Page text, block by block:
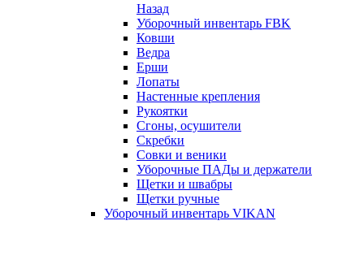
Назад
Уборочный инвентарь FBK
Ковши
Ведра
Ерши
Лопаты
Настенные крепления
Рукоятки
Сгоны, осушители
Скребки
Совки и веники
Уборочные ПАДы и держатели
Щетки и швабры
Щетки ручные
Уборочный инвентарь VIKAN